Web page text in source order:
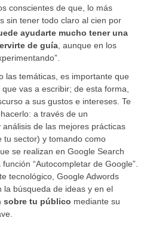
conscientes de que, lo más
sin tener todo claro al cien por
ayudarte mucho tener una
de guía , aunque en los
las temáticas, es importante que
vas a escribir; de esta forma,
a sus gustos e intereses. Te
a través de un
análisis de las mejores prácticas
tu sector) y tomando como
se realizan en Google Search
“Autocompletar de Google”.
tecnológico, Google Adwords
búsqueda de ideas y en el
sobre tu público mediante su